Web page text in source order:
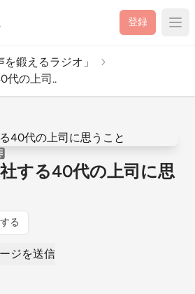
登録
鍛えるラジオ」
代の上司..
する40代の上司に思
る
ジを送信